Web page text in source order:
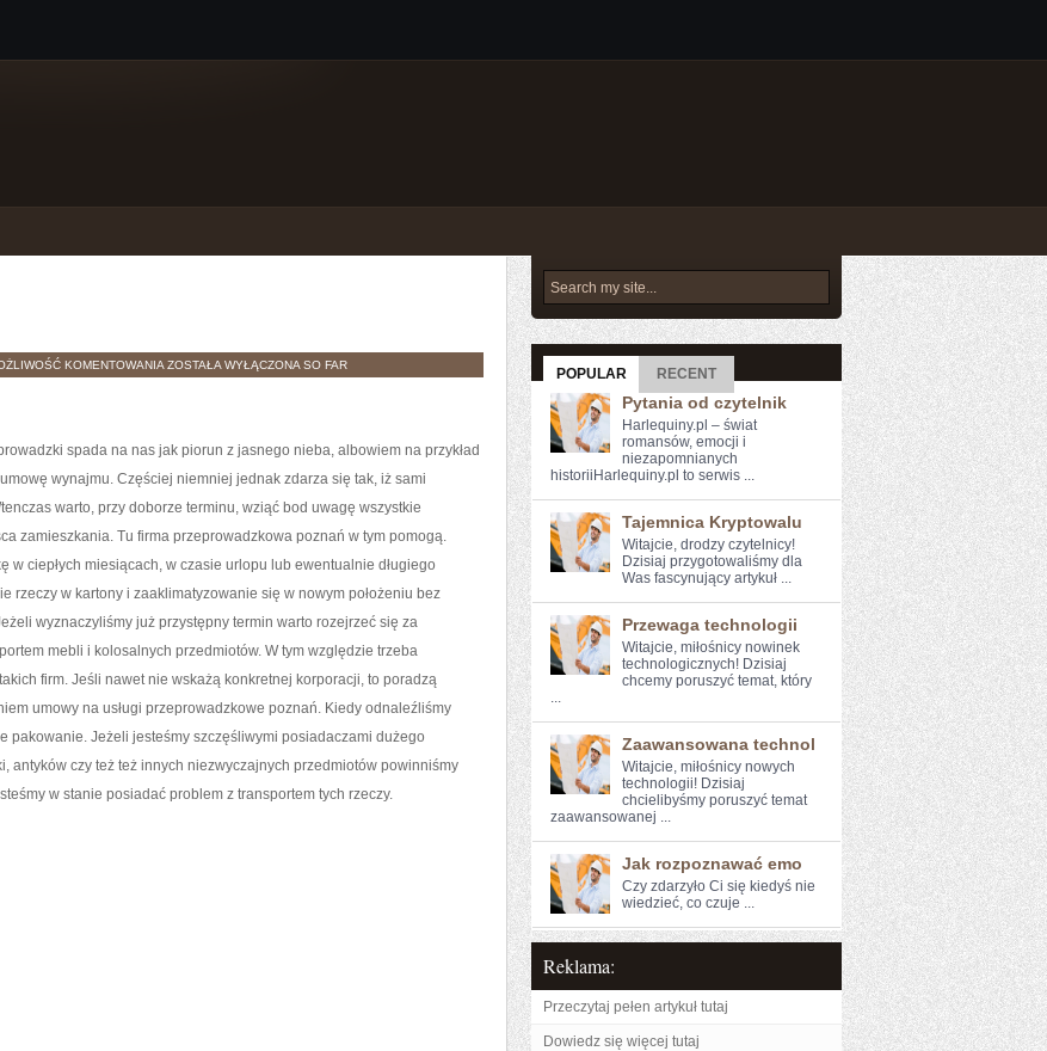
KOMENTOWANIA LOKAL
ZOSTAŁA WYŁĄCZONA SO FAR
spada na nas jak piorun z jasnego nieba, albowiem na przykład
wynajmu. Częściej niemniej jednak zdarza się tak, iż sami
warto, przy doborze terminu, wziąć bod uwagę wszystkie
zamieszkania. Tu firma przeprowadzkowa poznań w tym pomogą.
ciepłych miesiącach, w czasie urlopu lub ewentualnie długiego
rzeczy w kartony i zaaklimatyzowanie się w nowym położeniu bez
wyznaczyliśmy już przystępny termin warto rozejrzeć się za
mebli i kolosalnych przedmiotów. W tym względzie trzeba
firm. Jeśli nawet nie wskażą konkretnej korporacji, to poradzą
umowy na usługi przeprowadzkowe poznań. Kiedy odnaleźliśmy
pakowanie. Jeżeli jesteśmy szczęśliwymi posiadaczami dużego
antyków czy też też innych niezwyczajnych przedmiotów powinniśmy
w stanie posiadać problem z transportem tych rzeczy.
POPULAR RECENT
Pytania od czytelnik
Harlequiny.pl – świat
romansów, emocji i
niezapomnianych
historiiHarlequiny.pl to serwis ...
Tajemnica Kryptowalu
Witajcie, drodzy czytelnicy!
⁢Dzisiaj przygotowaliśmy ​dla
⁣Was fascynujący artykuł ...
Przewaga technologii
Witajcie, miłośnicy nowinek
technologicznych! Dzisiaj
chcemy poruszyć temat, ⁣który
...
Zaawansowana technol
Witajcie, miłośnicy nowych⁢
technologii! Dzisiaj
chcielibyśmy poruszyć temat
zaawansowanej ...
Jak rozpoznawać emo
Czy zdarzyło Ci ‌się kiedyś ⁤nie
wiedzieć, ‍co czuje ...
Reklama:
Przeczytaj pełen artykuł tutaj
Dowiedz się więcej tutaj